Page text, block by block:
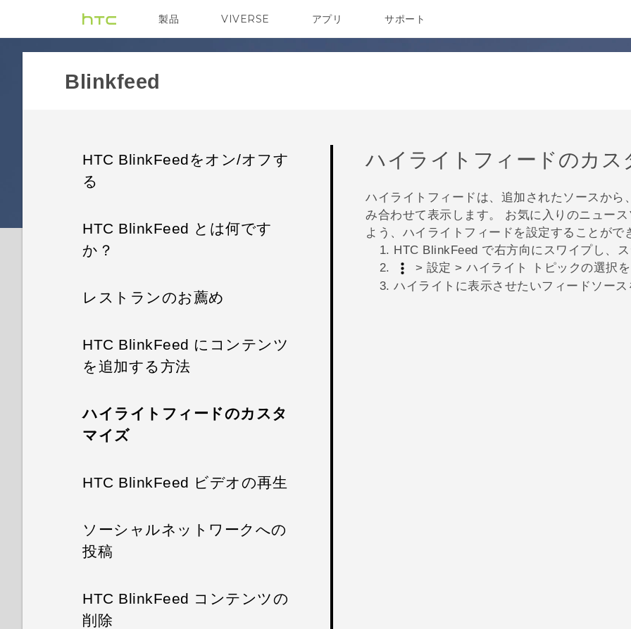
製品
VIVE VIVE Eagle
VIVERSE アプリ サポート
Blinkfeed
HTC BlinkFeedをオン/オフす
る
HTC BlinkFeed とは何です
か？
レストランのお薦め
HTC BlinkFeed にコンテンツ
を追加する方法
ハイライトフィードのカスタ
マイズ
HTC BlinkFeed ビデオの再生
ソーシャルネットワークへの
投稿
HTC BlinkFeed コンテンツの
削除
ハイライト フィードのカス
ハイライト フィードは、追加されたソースか
み合わせて表示します。 お気に入りのニュー
よう、 ハイライト フィードを設定することがで
HTC BlinkFeed で右方向にスワイプし、
> 設定 >ハイライト トピックの選択
ハイライト に表示させたいフィードソー